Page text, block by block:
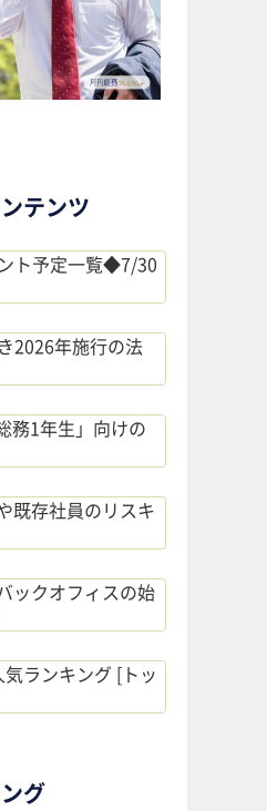
テンツ
ト予定一覧◆7/30
2026年施行の法
務1年生」向けの
既存社員のリスキ
ックオフィスの始
ランキング [トッ
グ